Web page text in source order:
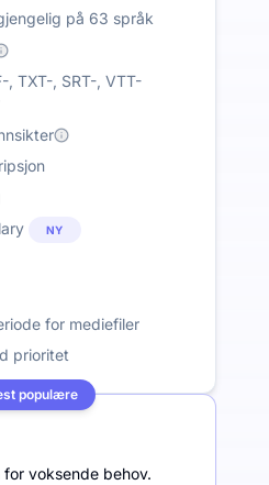
på 63 språk
, TXT-, SRT-, VTT-
NY
for mediefiler
prioritet
populære
voksende behov.